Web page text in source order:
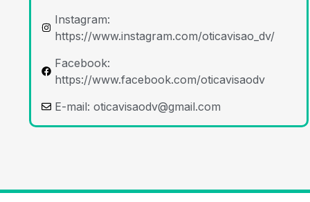
Instagram:
https://www.instagram.com/oticavisao_dv/
Facebook:
https://www.facebook.com/oticavisaodv
E-mail: oticavisaodv@gmail.com